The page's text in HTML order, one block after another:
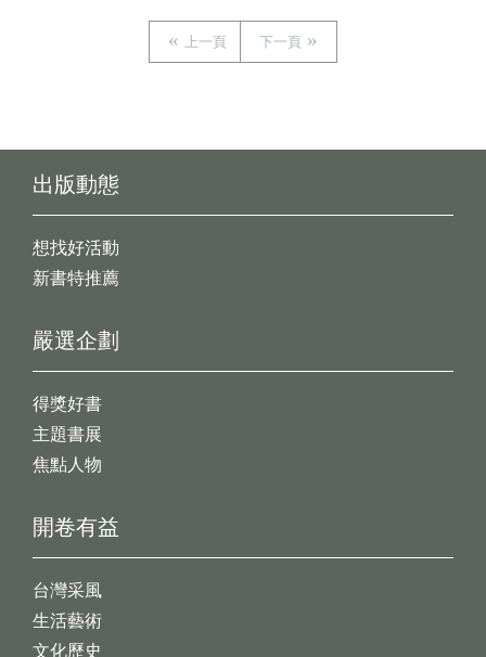
上一頁 下一頁
出版動態
想找好活動
新書特推薦
開卷有益
台灣采風
生活藝術
文化歷史
嚴選企劃
得獎好書
主題書展
焦點人物